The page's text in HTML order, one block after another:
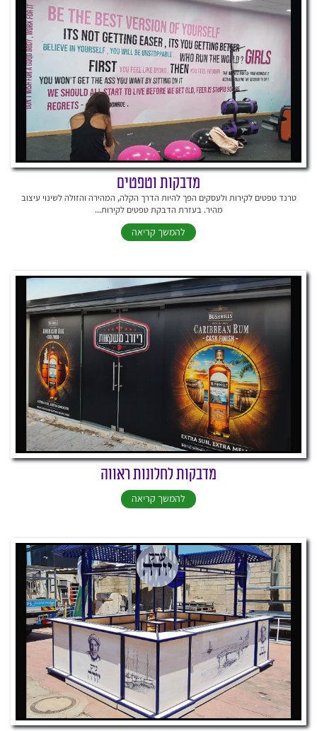
מדבקות וטפטים
טרנד טפטים לקירות ולעסקים הפך להיות הדרך הקלה, המהירה והזולה לשינוי עיצוב
מהיר. בעזרת הדבקת טפטים לקירות...
להמשך קריאה
מדבקות לחלונות ראווה
להמשך קריאה